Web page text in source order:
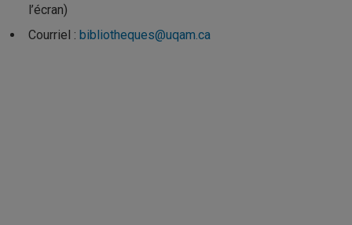
l’écran)
Courriel : bibliotheques@uqam.ca